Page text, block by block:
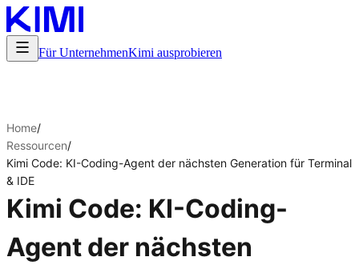
Für UnternehmenKimi ausprobieren
Home/
Ressourcen/
Kimi Code: KI-Coding-Agent der nächsten Generation für Terminal
& IDE
Kimi Code: KI-Coding-
Agent der nächsten